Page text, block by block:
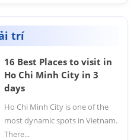
trí
16 Best Places to visit in
Ho Chi Minh City in 3
days
Ho Chi Minh City is one of the
most dynamic spots in Vietnam.
There...